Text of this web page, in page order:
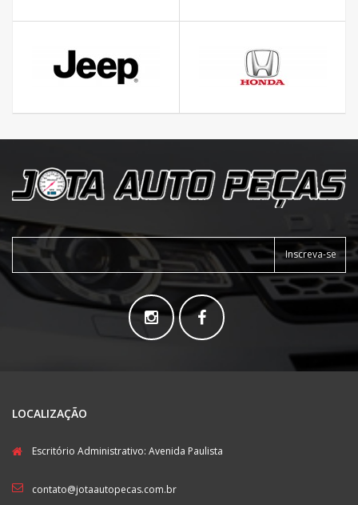
Inscreva-se
LOCALIZAÇÃO
Escritório Administrativo: Avenida Paulista
contato@jotaautopecas.com.br